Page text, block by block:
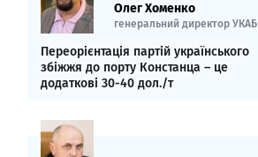
Олег Хоменко
генеральний директор УКАБ
Переорієнтація партій українського
збіжжя до порту Констанца – це
додаткові 30-40 дол./т